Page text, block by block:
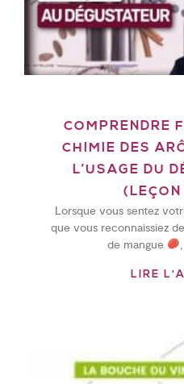
COMPRENDRE
CHIMIE DES
L’USAGE DU
Lorsque vous sentez
que vous reconnaissiez
de mangue
LIRE